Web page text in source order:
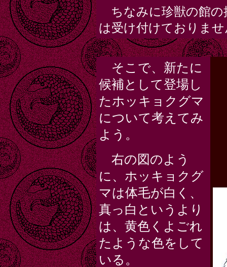
ちなみに珍獣の館の
は受け付けておりま
そこで、新たに
候補として登場し
たホッキョクグマ
について考えてみ
よう。
右の図のよう
に、ホッキョクグ
マは体毛が白く、
真っ白というより
は、黄色くよごれ
たような色をして
いる。